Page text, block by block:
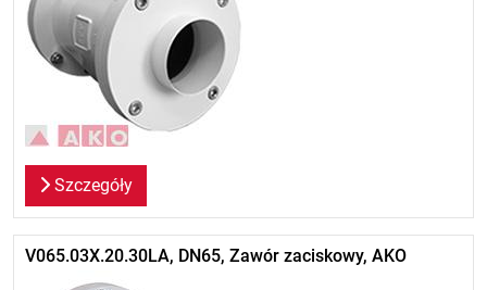
Szczegóły
V065.03X.20.30LA, DN65, Zawór zaciskowy, AKO